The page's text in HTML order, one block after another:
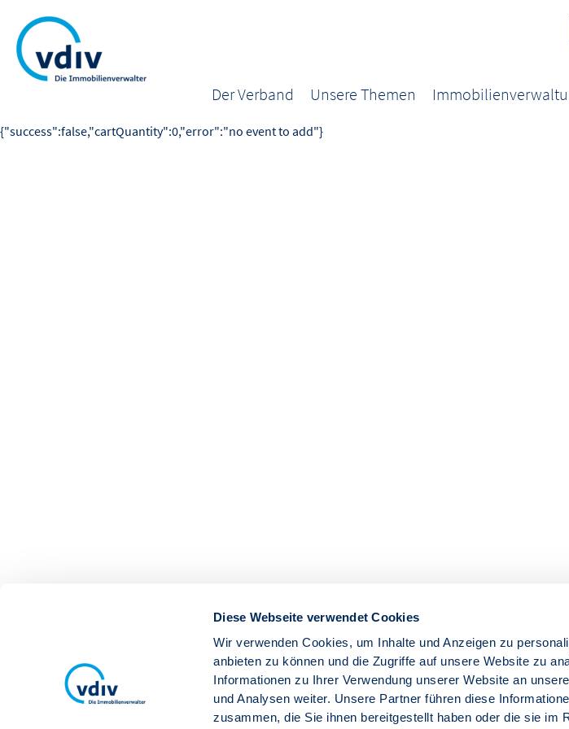
Diese Webseite verwendet Cookies
Wir verwenden Cookies, um Inhalte und Anzeigen zu
anbieten zu können und die Zugriffe auf unsere Website zu
Informationen zu Ihrer Verwendung unserer Website an
und Analysen weiter. Unsere Partner führen diese
zusammen, die Sie ihnen bereitgestellt haben oder die sie im
Der Verband Unsere Themen
{"success":false,"cartQuantity":0,"error":"no event to add"}